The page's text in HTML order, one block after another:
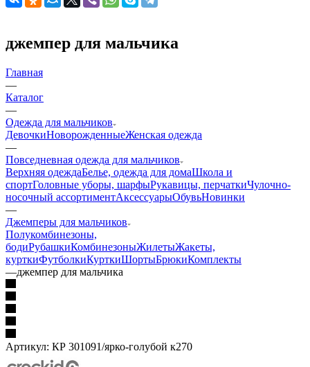
джемпер для мальчика
Главная
—
Каталог
—
Одежда для мальчиков
ДевочкиНоворожденныеЖенская одежда
—
Повседневная одежда для мальчиков
Верхняя одеждаБелье, одежда для домаШкола и
спортГоловные уборы, шарфыРукавицы, перчаткиЧулочно-
носочный ассортиментАксессуарыОбувьНовинки
—
Джемперы для мальчиков
Полукомбинезоны,
бодиРубашкиКомбинезоныЖилетыЖакеты,
курткиФутболкиКурткиШортыБрюкиКомплекты
—джемпер для мальчика
Артикул: КР 301091/ярко-голубой к270